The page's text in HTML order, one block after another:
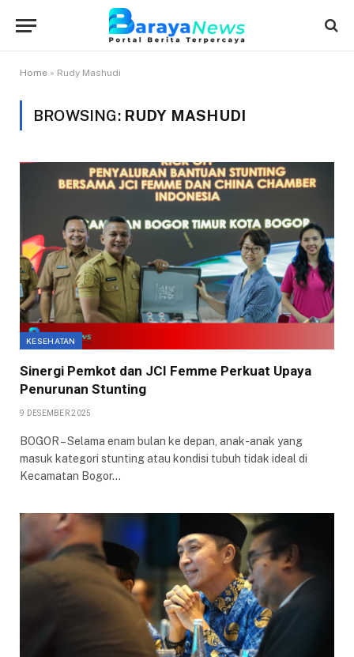
Home » Rudy Mashudi
BROWSING: RUDY MASHUDI
KESEHATAN
Sinergi Pemkot dan JCI Femme Perkuat Upaya
Penurunan Stunting
9 DESEMBER 2025
BOGOR – Selama enam bulan ke depan, anak-anak yang
masuk kategori stunting atau kondisi tubuh tidak ideal di
Kecamatan Bogor…